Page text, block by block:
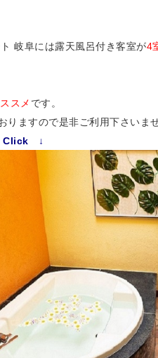
岐阜には露天風呂付き客室が4
スメ です。
りますので是非ご利用下さいませ
↓